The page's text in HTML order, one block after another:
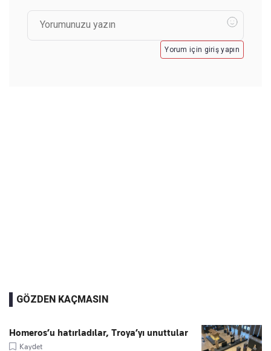
Yorum için giriş yapın
GÖZDEN KAÇMASIN
Homeros’u hatırladılar, Troya’yı unuttular
Kaydet